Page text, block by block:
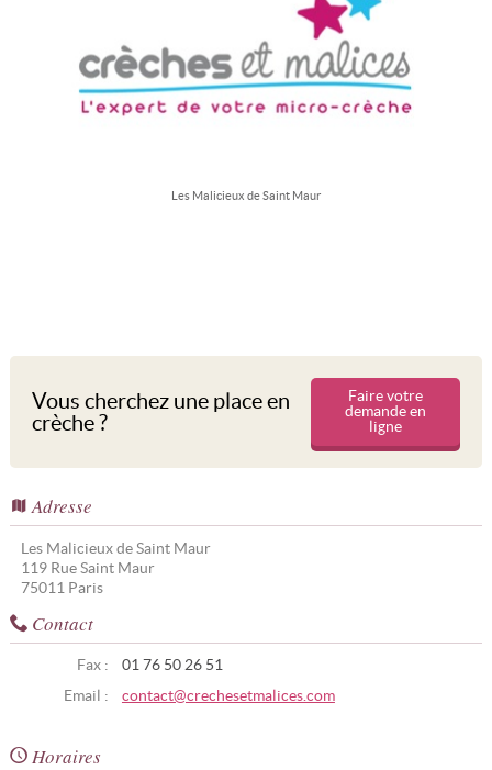
Les Malicieux de Saint Maur
Vous cherchez une place en
crèche ?
Faire votre
demande en
ligne
Adresse
Les Malicieux de Saint Maur
119 Rue Saint Maur
75011 Paris
Contact
Fax :
01 76 50 26 51
Email :
contact@crechesetmalices.com
Horaires